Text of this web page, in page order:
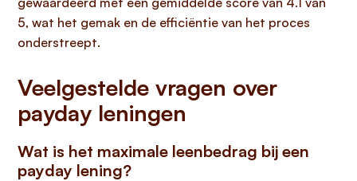
5, wat het gemak en de efficiëntie van het proces
onderstreept.
Veelgestelde vragen over
payday leningen
Wat is het maximale leenbedrag bij een
payday lening?